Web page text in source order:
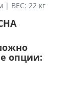
| ВЕС: 22 кг
опции: